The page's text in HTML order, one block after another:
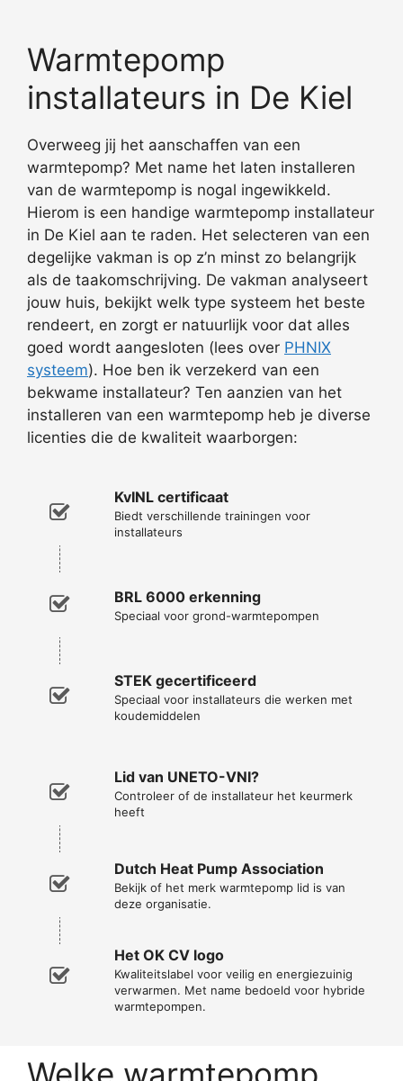
Warmtepomp
installateurs in De Kiel
Overweeg jij het aanschaffen van een
warmtepomp? Met name het laten installeren
van de warmtepomp is nogal ingewikkeld.
Hierom is een handige warmtepomp installateur
in De Kiel aan te raden. Het selecteren van een
degelijke vakman is op z’n minst zo belangrijk
als de taakomschrijving. De vakman analyseert
jouw huis, bekijkt welk type systeem het beste
rendeert, en zorgt er natuurlijk voor dat alles
goed wordt aangesloten (lees over PHNIX
systeem). Hoe ben ik verzekerd van een
bekwame installateur? Ten aanzien van het
installeren van een warmtepomp heb je diverse
licenties die de kwaliteit waarborgen:
KvINL certificaat
Biedt verschillende trainingen voor
installateurs
BRL 6000 erkenning
Speciaal voor grond-warmtepompen
STEK gecertificeerd
Speciaal voor installateurs die werken met
koudemiddelen
Lid van UNETO-VNI?
Controleer of de installateur het keurmerk
heeft
Dutch Heat Pump Association
Bekijk of het merk warmtepomp lid is van
deze organisatie.
Het OK CV logo
Kwaliteitslabel voor veilig en energiezuinig
verwarmen. Met name bedoeld voor hybride
warmtepompen.